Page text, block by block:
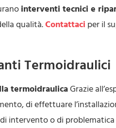
interventi tecnici e
qualità.Contattaci per il
Termoidraulici
termoidraulicaGrazie
di effettuare
intervento o di